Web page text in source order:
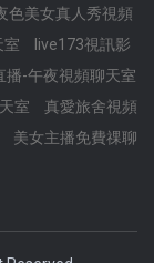
色美女真人秀視頻
室
live173視訊影
播-午夜視頻聊天室
室
真愛旅舍視頻
美女主播免費祼聊